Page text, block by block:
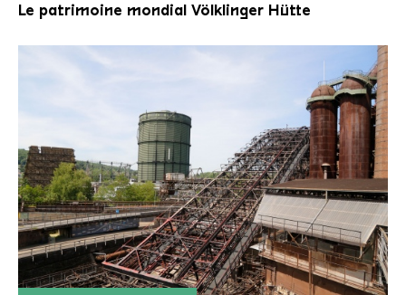
Le patrimoine mondial Völklinger Hütte